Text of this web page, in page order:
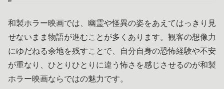
和製ホラー映画では、幽霊や怪異の姿をあえてはっきり見
せないまま物語が進むことが多くあります。観客の想像力
にゆだねる余地を残すことで、自分自身の恐怖経験や不安
が重なり、ひとりひとりに違う怖さを感じさせるのが和製
ホラー映画ならではの魅力です。